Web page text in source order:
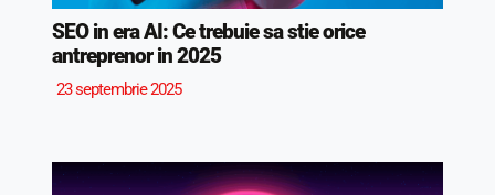
SEO in era AI: Ce trebuie sa stie orice
antreprenor in 2025
23 septembrie 2025